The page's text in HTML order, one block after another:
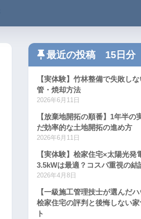
最近の投稿 15日分
【実体験】竹林整備で失敗し
管・焼却方法
2026年6月11日
【放棄地開拓の順番】1年半の
だ効率的な土地開拓の進め方
2026年6月11日
【実体験】桧家住宅×太陽光発
3.5kWは最適？コスパ重視の結
2026年4月8日
【一級施工管理技士が選んだハ
桧家住宅の評判と後悔しない
ト